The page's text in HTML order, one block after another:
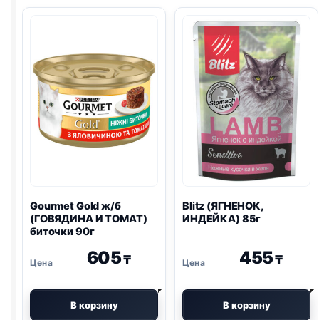
Gourmet Gold ж/б
(ГОВЯДИНА И ТОМАТ)
биточки 90г
605₸
В корзину
Blitz (ЯГНЕНОК,
ИНДЕЙКА) 85г
455₸
В корзину